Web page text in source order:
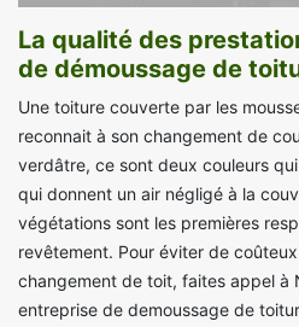
La qualité des
de démoussage de
Une toiture couverte par les
reconnait à son changement de
verdâtre, ce sont deux couleurs
qui donnent un air négligé à la
végétations sont les premières
revêtement. Pour éviter de
changement de toit, faites appel à
entreprise de demoussage de